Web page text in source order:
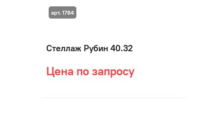
Стеллаж Рубин 40.32
Цена по запросу
арт. 1784